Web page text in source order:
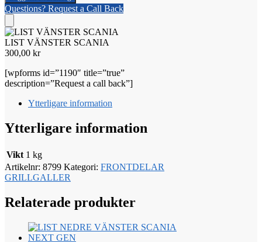
Questions? Request a Call Back
LIST VÄNSTER SCANIA
300,00 kr
[wpforms id=”1190″ title=”true”
description=”Request a call back”]
Ytterligare information
Ytterligare information
Vikt 1 kg
Artikelnr: 8799 Kategori: FRONTDELAR
GRILLGALLER
Relaterade produkter